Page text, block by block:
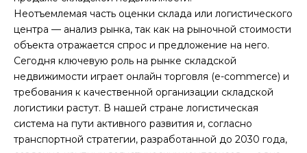
Неотъемлемая часть оценки склада или логистического
центра — анализ рынка, так как на рыночной стоимости
объекта отражается спрос и предложение на него.
Сегодня ключевую роль на рынке складской
недвижимости играет онлайн торговля (e-commerce) и
требования к качественной организации складской
логистики растут. В нашей стране логистическая
система на пути активного развития и, согласно
транспортной стратегии, разработанной до 2030 года,